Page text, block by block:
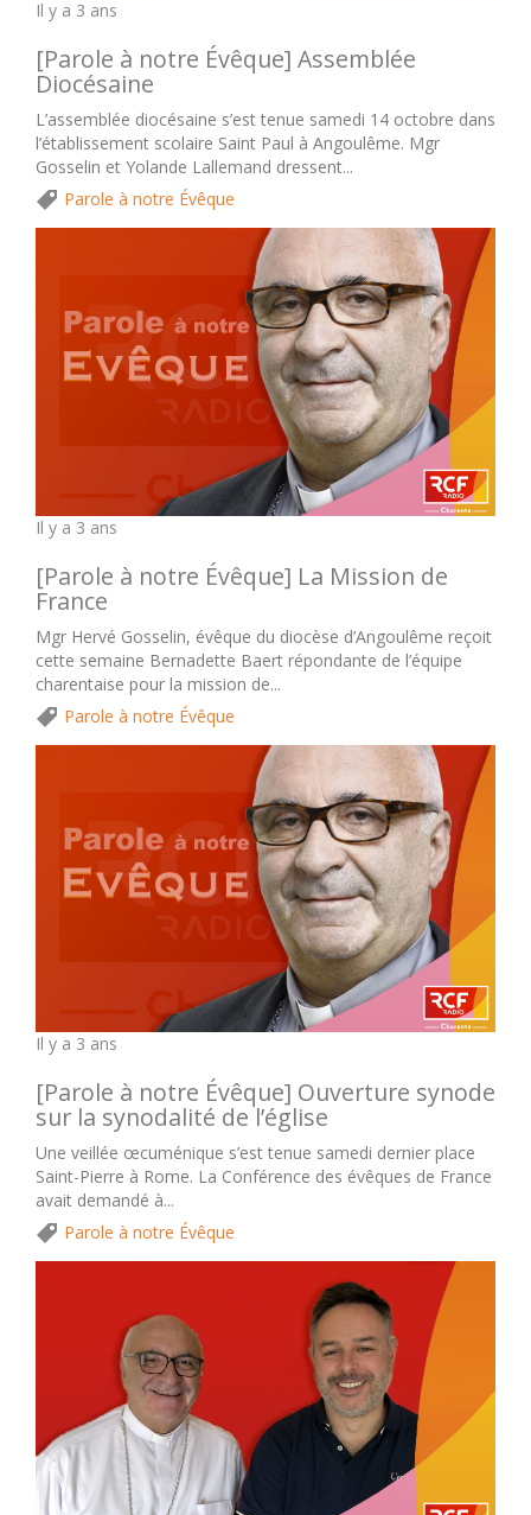
Il y a 3 ans
[Parole à notre Évêque] Assemblée
Diocésaine
L’assemblée diocésaine s’est tenue samedi 14 octobre dans
l’établissement scolaire Saint Paul à Angoulême. Mgr
Gosselin et Yolande Lallemand dressent...
Parole à notre Évêque
Il y a 3 ans
[Parole à notre Évêque] La Mission de
France
Mgr Hervé Gosselin, évêque du diocèse d’Angoulême reçoit
cette semaine Bernadette Baert répondante de l’équipe
charentaise pour la mission de...
Parole à notre Évêque
Il y a 3 ans
[Parole à notre Évêque] Ouverture synode
sur la synodalité de l’église
Une veillée œcuménique s’est tenue samedi dernier place
Saint-Pierre à Rome. La Conférence des évêques de France
avait demandé à...
Parole à notre Évêque